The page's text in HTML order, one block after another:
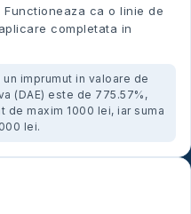
Functioneaza ca o linie de
completata in
un imprumut in valoare de
(DAE) este de 775.57%,
maxim 1000 lei, iar suma
lei.